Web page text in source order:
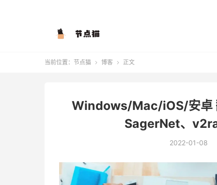
当前位置： 节点猫  博客  正文
Windows/Mac/iOS/安卓
SagerNet、
2022-01-08